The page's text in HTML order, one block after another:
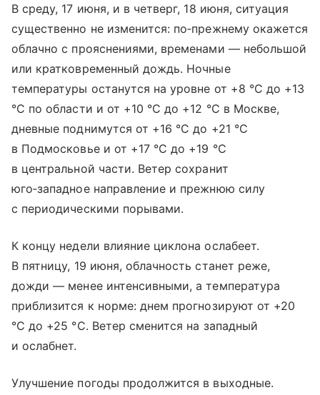
В среду, 17 июня, и в четверг, 18 июня, ситуация
существенно не изменится: по‑прежнему окажется
облачно с прояснениями, временами — небольшой
или кратковременный дождь. Ночные
температуры останутся на уровне от +8 °C до +13
°C по области и от +10 °C до +12 °C в Москве,
дневные поднимутся от +16 °C до +21 °C
в Подмосковье и от +17 °C до +19 °C
в центральной части. Ветер сохранит
юго‑западное направление и прежнюю силу
с периодическими порывами.
К концу недели влияние циклона ослабеет.
В пятницу, 19 июня, облачность станет реже,
дожди — менее интенсивными, а температура
приблизится к норме: днем прогнозируют от +20
°C до +25 °C. Ветер сменится на западный
и ослабнет.
Улучшение погоды продолжится в выходные.